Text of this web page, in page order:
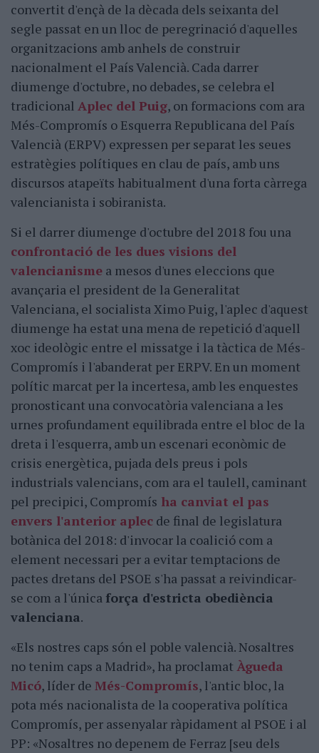
convertit d'ençà de la dècada dels seixanta del
segle passat en un lloc de peregrinació d'aquelles
organitzacions amb anhels de construir
nacionalment el País Valencià. Cada darrer
diumenge d'octubre, no debades, se celebra el
tradicional Aplec del Puig, on formacions com ara
Més-Compromís o Esquerra Republicana del País
Valencià (ERPV) expressen per separat les seues
estratègies polítiques en clau de país, amb uns
discursos atapeïts habitualment d'una forta càrrega
valencianista i sobiranista.
Si el darrer diumenge d'octubre del 2018 fou una
confrontació de les dues visions del
valencianisme a mesos d'unes eleccions que
avançaria el president de la Generalitat
Valenciana, el socialista Ximo Puig, l'aplec d'aquest
diumenge ha estat una mena de repetició d'aquell
xoc ideològic entre el missatge i la tàctica de Més-
Compromís i l'abanderat per ERPV. En un moment
polític marcat per la incertesa, amb les enquestes
pronosticant una convocatòria valenciana a les
urnes profundament equilibrada entre el bloc de la
dreta i l'esquerra, amb un escenari econòmic de
crisis energètica, pujada dels preus i pols
industrials valencians, com ara el taulell, caminant
pel precipici, Compromís ha canviat el pas
envers l'anterior aplec de final de legislatura
botànica del 2018: d'invocar la coalició com a
element necessari per a evitar temptacions de
pactes dretans del PSOE s'ha passat a reivindicar-
se com a l'única força d'estricta obediència
valenciana.
«Els nostres caps són el poble valencià. Nosaltres
no tenim caps a Madrid», ha proclamat Àgueda
Micó, líder de Més-Compromís, l'antic bloc, la
pota més nacionalista de la cooperativa política
Compromís, per assenyalar ràpidament al PSOE i al
PP: «Nosaltres no depenem de Ferraz [seu dels